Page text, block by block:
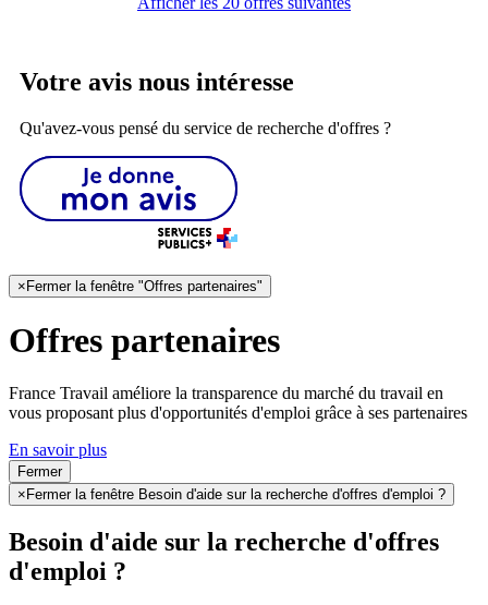
Votre avis nous intéresse
Qu'avez-vous pensé du service de recherche d'offres ?
×Fermer la fenêtre "Offres partenaires"
Offres partenaires
France Travail améliore la transparence du marché du travail en
vous proposant plus d'opportunités d'emploi grâce à ses partenaires
En savoir plus
Fermer
× Fermer la fenêtre Besoin d'aide sur la recherche d'offres d'emploi ?
Besoin d'aide sur la recherche d'offres
d'emploi ?